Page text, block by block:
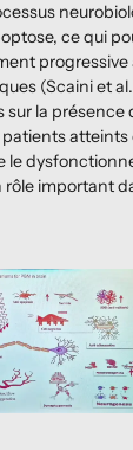
ce qui
(Scaini et
la présence
atteints
le
important